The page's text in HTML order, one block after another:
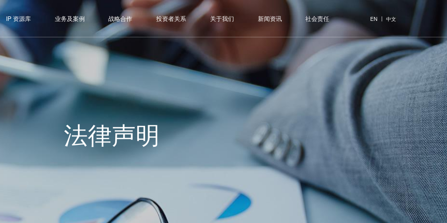
IP 资源库 业务及案例 战略合作 投资者关系 关于我们 新闻资讯 社会责任 EN | 中文
法律声明